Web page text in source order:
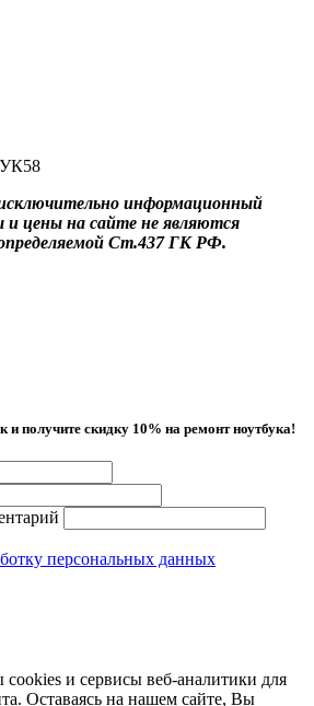
информационный
и цены на сайте не являются
Ст.437 ГК РФ.
и получитe скидку 10% на ремонт ноутбука!
персональных данных
и сервисы веб-аналитики для
Оставаясь на нашем сайте, Вы